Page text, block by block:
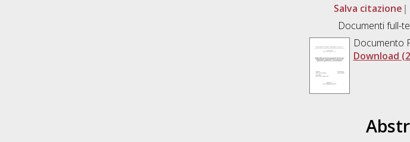
Salva citazione
Documenti full-
Documento
Download